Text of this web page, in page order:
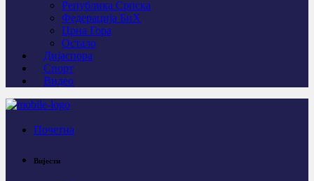
Република Српска
Федерација БиХ
Црна Гора
Остало
Дијаспора
Спорт
Видео
Почетна
Вијести